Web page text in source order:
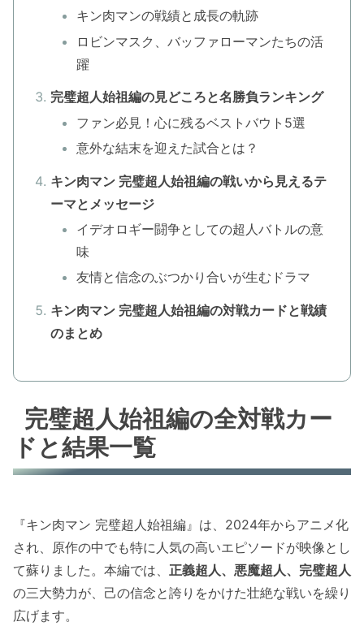
キン肉マンの戦績と成長の軌跡
ロビンマスク、バッファローマンたちの活
躍
完璧超人始祖編の見どころと名勝負ランキング
ファン必見！心に残るベストバウト5選
意外な結末を迎えた試合とは？
キン肉マン 完璧超人始祖編の戦いから見えるテ
ーマとメッセージ
イデオロギー闘争としての超人バトルの意
味
友情と信念のぶつかり合いが生むドラマ
キン肉マン 完璧超人始祖編の対戦カードと戦績
のまとめ
完璧超人始祖編の全対戦カー
ドと結果一覧
『キン肉マン 完璧超人始祖編』は、2024年からアニメ化
され、原作の中でも特に人気の高いエピソードが映像とし
て蘇りました。本編では、 正義超人、悪魔超人、完璧超人
の三大勢力が、己の信念と誇りをかけた壮絶な戦いを繰り
広げます。